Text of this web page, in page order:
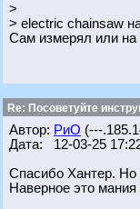
>
> electric chainsaw
Сам измерял или на
Re: Посоветуйте
Автор: РиО (---
Дата: 12-03-25
Спасибо Хантер. Но
Наверное это